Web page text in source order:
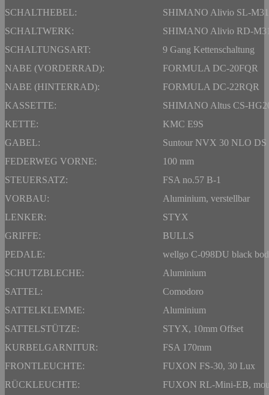
SCHALTHEBEL:
SHIMANO Alivio SL-
SCHALTWERK:
SHIMANO Alivio RD-
SCHALTUNGSART:
9 Gang Kettenschaltung
NABE (VORDERRAD):
FORMULA DC-20FQR
NABE (HINTERRAD):
FORMULA DC-22RQR
KASSETTE:
SHIMANO Altus CS-
KETTE:
KMC E9S
GABEL:
Suntour NVX 30 NLO
FEDERWEG VORNE:
100 mm
STEUERSATZ:
FSA no.57 B-1
VORBAU:
Aluminium, verstellbar
LENKER:
STYX
GRIFFE:
BULLS
PEDALE:
wellgo C-098DU black
SCHUTZBLECHE:
Aluminium
SATTEL:
Comodoro
SATTELKLEMME:
Aluminium
SATTELSTÜTZE:
STYX, 10mm Offset
KURBELGARNITUR:
FSA 170mm
FRONTLEUCHTE:
FUXON FS-30, 30 Lux
RÜCKLEUCHTE:
FUXON RL-Mini-EB,